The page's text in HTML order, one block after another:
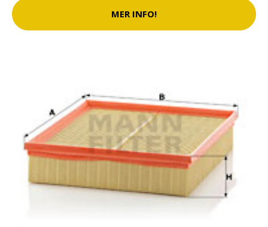
MER INFO!